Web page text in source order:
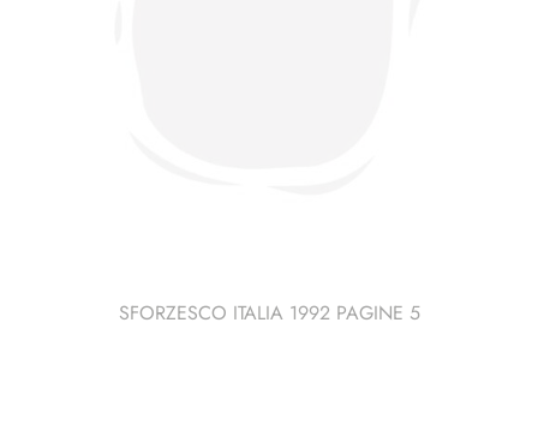
SFORZESCO ITALIA 1992 PAGINE 5